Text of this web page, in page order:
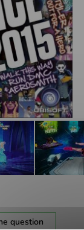
question